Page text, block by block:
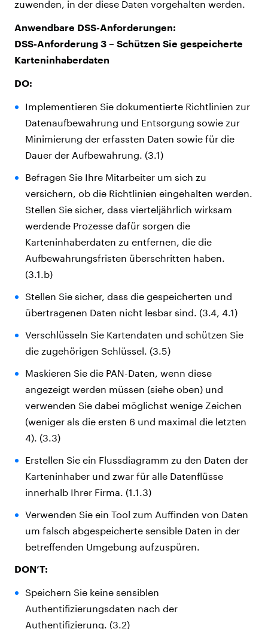
zuwenden, in der diese Daten vorgehalten werden.
Anwendbare DSS-Anforderungen:
DSS-Anforderung 3 – Schützen Sie gespeicherte
Karteninhaberdaten
DO:
Implementieren Sie dokumentierte Richtlinien zur
Datenaufbewahrung und Entsorgung sowie zur
Minimierung der erfassten Daten sowie für die
Dauer der Aufbewahrung. (3.1)
Befragen Sie Ihre Mitarbeiter um sich zu
versichern, ob die Richtlinien eingehalten werden.
Stellen Sie sicher, dass vierteljährlich wirksam
werdende Prozesse dafür sorgen die
Karteninhaberdaten zu entfernen, die die
Aufbewahrungsfristen überschritten haben.
(3.1.b)
Stellen Sie sicher, dass die gespeicherten und
übertragenen Daten nicht lesbar sind. (3.4, 4.1)
Verschlüsseln Sie Kartendaten und schützen Sie
die zugehörigen Schlüssel. (3.5)
Maskieren Sie die PAN-Daten, wenn diese
angezeigt werden müssen (siehe oben) und
verwenden Sie dabei möglichst wenige Zeichen
(weniger als die ersten 6 und maximal die letzten
4). (3.3)
Erstellen Sie ein Flussdiagramm zu den Daten der
Karteninhaber und zwar für alle Datenflüsse
innerhalb Ihrer Firma. (1.1.3)
Verwenden Sie ein Tool zum Auffinden von Daten
um falsch abgespeicherte sensible Daten in der
betreffenden Umgebung aufzuspüren.
DON’T:
Speichern Sie keine sensiblen
Authentifizierungsdaten nach der
Authentifizierung. (3.2)